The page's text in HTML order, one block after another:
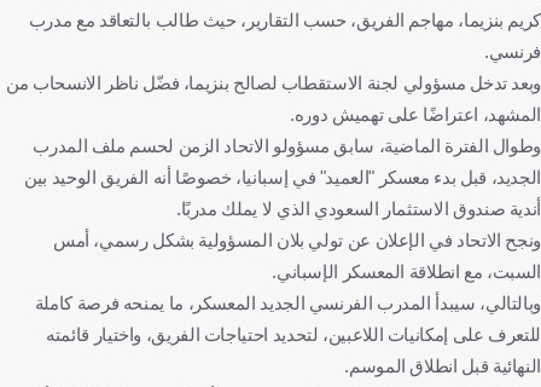
كريم بنزيما، مهاجم الفريق، حسب التقارير، حيث طالب بالتعاقد مع مدرب
فرنسي.
وبعد تدخل مسؤولي لجنة الاستقطاب لصالح بنزيما، فضّل ناظر الانسحاب من
المشهد، اعتراضًا على تهميش دوره.
وطوال الفترة الماضية، سابق مسؤولو الاتحاد الزمن لحسم ملف المدرب
الجديد، قبل بدء معسكر "العميد" في إسبانيا، خصوصًا أنه الفريق الوحيد بين
أندية صندوق الاستثمار السعودي الذي لا يملك مدربًا.
ونجح الاتحاد في الإعلان عن تولي بلان المسؤولية بشكل رسمي، أمس
السبت، مع انطلاقة المعسكر الإسباني.
وبالتالي، سيبدأ المدرب الفرنسي الجديد المعسكر، ما يمنحه فرصة كاملة
للتعرف على إمكانيات اللاعبين، لتحديد احتياجات الفريق، واختيار قائمته
النهائية قبل انطلاق الموسم.